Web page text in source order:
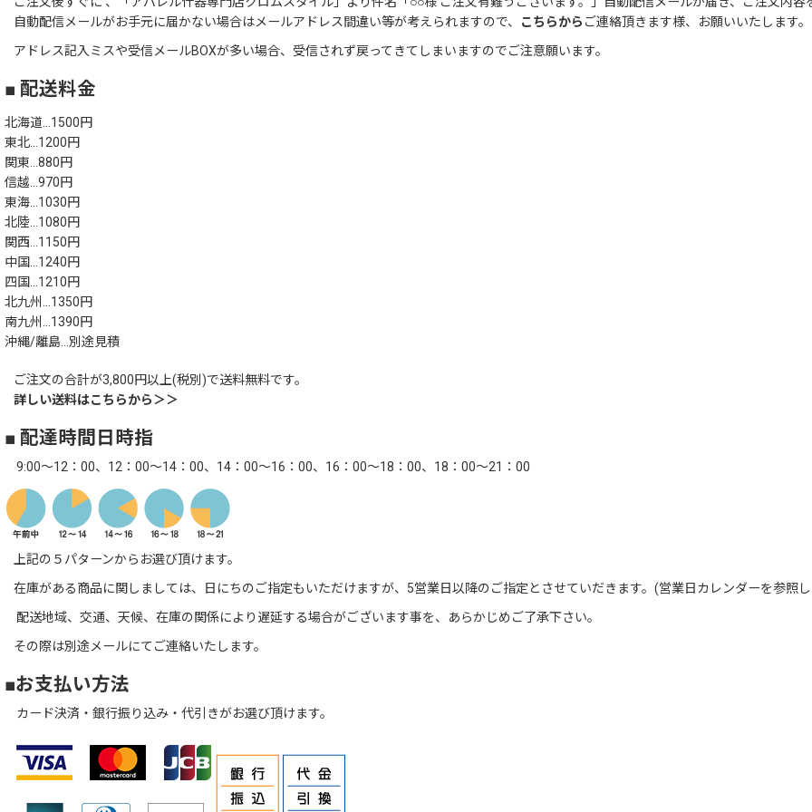
自動配信メールがお手元に届かない場合はメールアドレス間違い等が考えられますので、
こちらから ご連絡頂きます様、お願いいたします。
アドレス記入ミスや受信メールBOXが多い場合、受信されず戻ってきてしまいますのでご注意願います。
■ 配送料金
北海道…1500円
東北…1200円
関東…880円
信越…970円
東海…1030円
北陸…1080円
関西…1150円
中国…1240円
四国…1210円
北九州…1350円
南九州…1390円
沖縄/離島…別途見積
ご注文の合計が3,800円以上(税別)で送料無料です。
詳しい送料はこちらから＞＞
■ 配達時間日時指
9:00～12：00、12：00～14：00、14：00～16：00、16：00～18：00、18：00～21：00
上記の５パターンからお選び頂けます。
在庫がある商品に関しましては、日にちのご指定もいただけますが、5営業日以降のご指定とさせていだきます。(営業日カレンダーを参照
配送地域、交通、天候、在庫の関係により遅延する場合がございます事を、あらかじめご了承下さい。
その際は別途メールにてご連絡いたします。
■お支払い方法
カード決済・銀行振り込み・代引きがお選び頂けます。